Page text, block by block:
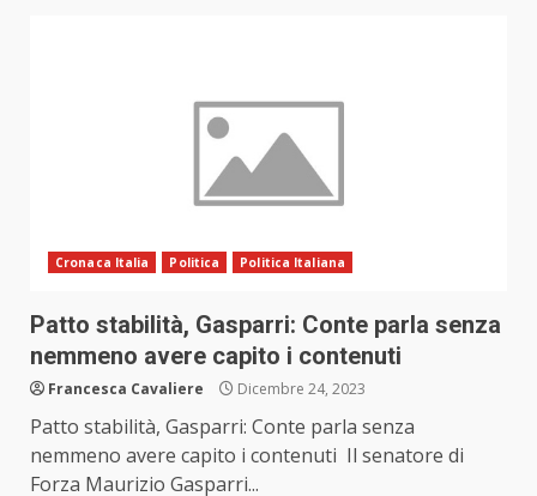
Cronaca Italia Politica Politica Italiana
Patto stabilità, Gasparri: Conte parla senza
nemmeno avere capito i contenuti
Francesca Cavaliere Dicembre 24, 2023
Patto stabilità, Gasparri: Conte parla senza
nemmeno avere capito i contenuti Il senatore di
Forza Maurizio Gasparri...